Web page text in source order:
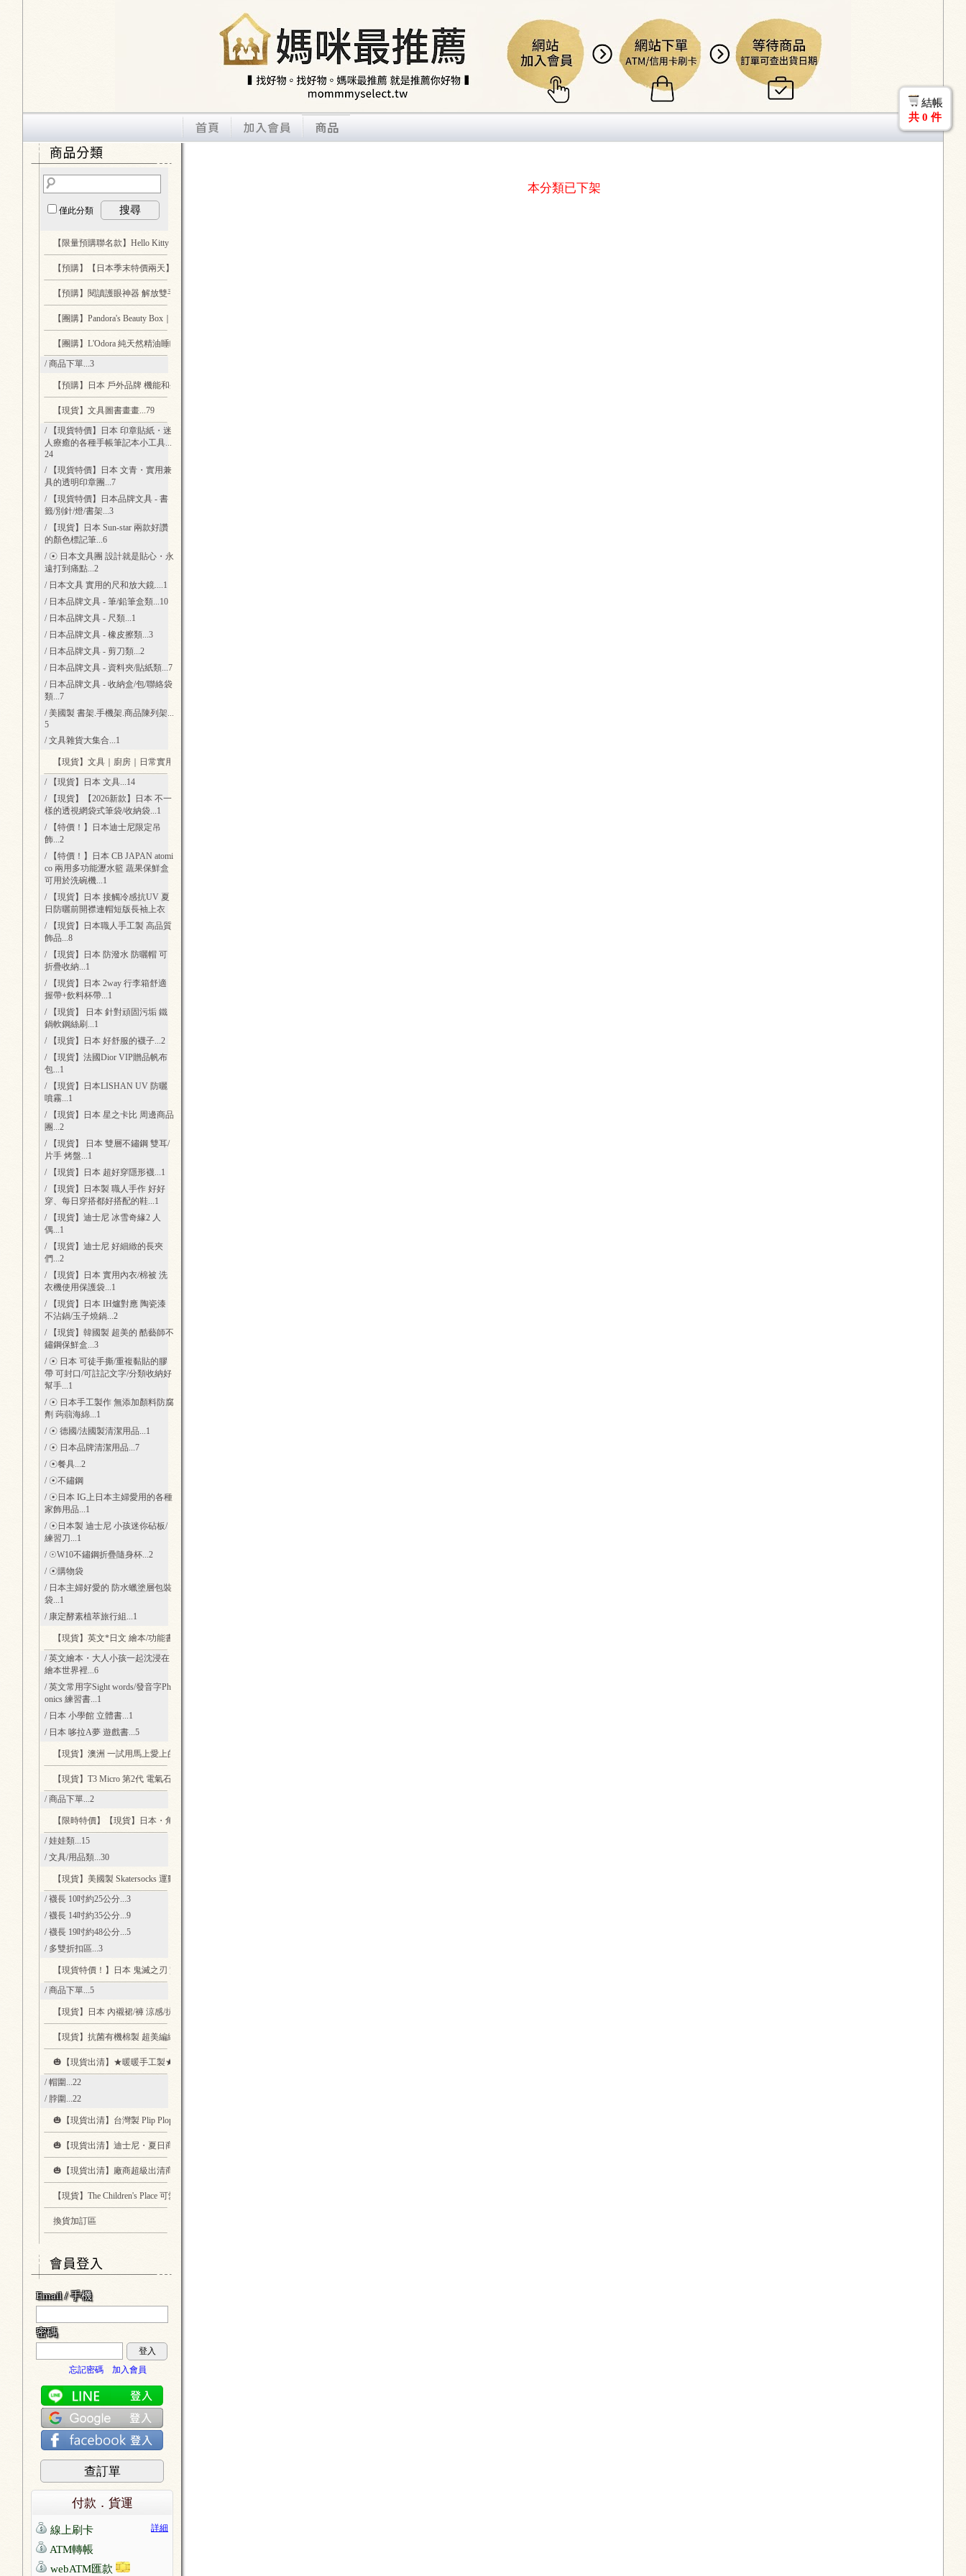
結帳
共 0 件
僅此分類 搜尋
【限量預購聯名款】Hello Kitty 酷洛米 大耳狗 假裝哥吉拉
【預購】【日本季末特價兩天】日本 LHELBIE 絕對一眼就被吸引的質感穿著
【預購】閱讀護眼神器 解放雙手 Glocusent 專業LED燈
【團購】Pandora's Beauty Box｜喚顏梳 全球首創全頭循環按摩梳
【團購】L'Odora 純天然精油睡眠防蟎噴霧
/ 商品下單...3
【預購】日本 戶外品牌 機能和外型兼具的帽子
【現貨】文具圖書畫畫...79
/ 【現貨特價】日本 印章貼紙・迷
人療癒的各種手帳筆記本小工具...
24
/ 【現貨特價】日本 文青・實用兼
具的透明印章團 ...7
/ 【現貨特價】日本品牌文具 - 書
籤/別針/燈/書架...3
/ 【現貨】日本 Sun-star 兩款好讚
的顏色標記筆...6
/ ☉ 日本文具團 設計就是貼心・永
遠打到痛點...2
/ 日本文具 實用的尺和放大鏡....1
/ 日本品牌文具 - 筆/鉛筆盒類...10
/ 日本品牌文具 - 尺類...1
/ 日本品牌文具 - 橡皮擦類...3
/ 日本品牌文具 - 剪刀類...2
/ 日本品牌文具 - 資料夾/貼紙類...7
/ 日本品牌文具 - 收納盒/包/聯絡袋
類...7
/ 美國製 書架.手機架.商品陳列架...
5
/ 文具雜貨大集合...1
【現貨】文具｜廚房｜日常實用好物
/ 【現貨】日本 文具...14
/ 【現貨】【2026新款】日本 不一
樣的透視網袋式筆袋/收納袋...1
/ 【特價！】日本迪士尼限定吊
飾...2
/ 【特價！】日本 CB JAPAN atomi
co 兩用多功能瀝水籃 蔬果保鮮盒
可用於洗碗機...1
/ 【現貨】日本 接觸冷感抗UV 夏
日防曬前開襟連帽短版長袖上衣
/ 【現貨】日本職人手工製 高品質
飾品...8
/ 【現貨】日本 防潑水 防曬帽 可
折疊收納...1
/ 【現貨】日本 2way 行李箱舒適
握帶+飲料杯帶...1
/ 【現貨】 日本 針對頑固污垢 鐵
鍋軟鋼絲刷 ...1
/ 【現貨】日本 好舒服的襪子...2
/ 【現貨】法國Dior VIP贈品帆布
包...1
/ 【現貨】日本LISHAN UV 防曬
噴霧...1
/ 【現貨】日本 星之卡比 周邊商品
團 ...2
/ 【現貨】 日本 雙層不鏽鋼 雙耳/
片手 烤盤...1
/ 【現貨】日本 超好穿隱形襪...1
/ 【現貨】日本製 職人手作 好好
穿、每日穿搭都好搭配的鞋...1
/ 【現貨】迪士尼 冰雪奇緣2 人
偶...1
/ 【現貨】迪士尼 好細緻的長夾
們...2
/ 【現貨】日本 實用內衣/棉被 洗
衣機使用保護袋...1
/ 【現貨】日本 IH爐對應 陶瓷漆
不沾鍋/玉子燒鍋...2
/ 【現貨】韓國製 超美的 酷藝師不
鏽鋼保鮮盒...3
/ ☉ 日本 可徒手撕/重複黏貼的膠
帶 可封口/可註記文字/分類收納好
幫手...1
/ ☉ 日本手工製作 無添加顏料防腐
劑 蒟蒻海綿...1
/ ☉ 德國/法國製清潔用品...1
/ ☉ 日本品牌清潔用品...7
/ ☉餐具...2
/ ☉不鏽鋼
/ ☉日本 IG上日本主婦愛用的各種
家飾用品...1
/ ☉日本製 迪士尼 小孩迷你砧板/
練習刀...1
/ ☉W10不鏽鋼折疊隨身杯...2
/ ☉購物袋
/ 日本主婦好愛的 防水蠟塗層包裝
袋...1
/ 康定酵素植萃旅行組 ...1
【現貨】英文*日文 繪本/功能書
/ 英文繪本・大人小孩一起沈浸在
繪本世界裡...6
/ 英文常用字Sight words/發音字Ph
onics 練習書...1
/ 日本 小學館 立體書...1
/ 日本 哆拉A夢 遊戲書...5
【現貨】澳洲 一試用馬上愛上的綿羊乳
【現貨】T3 Micro 第2代 電氣石柔風技術 輕量負離子吹風機
/ 商品下單...2
【限時特價】【現貨】日本・角落生物
/ 娃娃類...15
/ 文具/用品類...30
【現貨】美國製 Skatersocks 運動風復古襪
/ 襪長 10吋約25公分...3
/ 襪長 14吋約35公分...9
/ 襪長 19吋約48公分...5
/ 多雙折扣區...3
【現貨特價！】日本 鬼滅之刃 實用文具
/ 商品下單...5
【現貨】日本 內襯裙/褲 涼感/抗菌 適合穿著寬褲長裙時內搭
【現貨】抗菌有機棉製 超美編織圖案保暖布口罩套 可自行換濾芯
🎃【現貨出清】★暖暖手工製★動物帽圍脖圍 - 日本製布料 x 台灣師傅手作
/ 帽圍 ...22
/ 脖圍 ...22
🎃【現貨出清】台灣製 Plip Plop 親子休閒鞋 Jackson 黑色款
🎃【現貨出清】迪士尼・夏日商品 暑假就帶著他們出遊吧
🎃【現貨出清】廠商超級出清商品區
【現貨】The Children's Place 可愛的貓耳朵髮箍
換貨加訂區
Email / 手機
密碼
登入
忘記密碼
加入會員
查訂單
付款．貨運
詳細
線上刷卡
ATM轉帳
webATM匯款
本分類已下架